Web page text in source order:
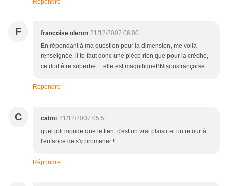
Répondre
F francoise oleron 21/12/2007 06:00
En répondant à ma question pour la dimension, me voilà
renseignée, il te faut donc une pièce rien que pour la crèche,
ce doit être superbe.... elle est magnifiqueBNisousfrançoise
Répondre
C catmi 21/12/2007 05:51
quel joli monde que le tien, c'est un vrai plaisir et un retour à
l'enfance de s'y promener !
Répondre